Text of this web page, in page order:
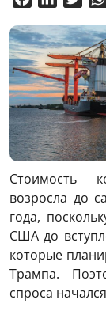
Стоимость
возросла до
года,
США до
которые
Трампа.
спроса